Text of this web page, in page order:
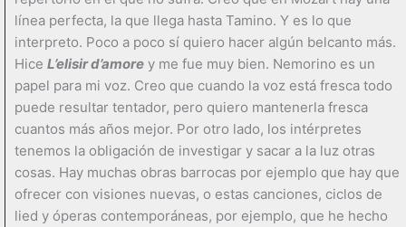
línea perfecta, la que llega hasta Tamino. Y es lo que
interpreto. Poco a poco sí quiero hacer algún belcanto más.
Hice L’elisir d’amore y me fue muy bien. Nemorino es un
papel para mi voz. Creo que cuando la voz está fresca todo
puede resultar tentador, pero quiero mantenerla fresca
cuantos más años mejor. Por otro lado, los intérpretes
tenemos la obligación de investigar y sacar a la luz otras
cosas. Hay muchas obras barrocas por ejemplo que hay que
ofrecer con visiones nuevas, o estas canciones, ciclos de
lied y óperas contemporáneas, por ejemplo, que he hecho